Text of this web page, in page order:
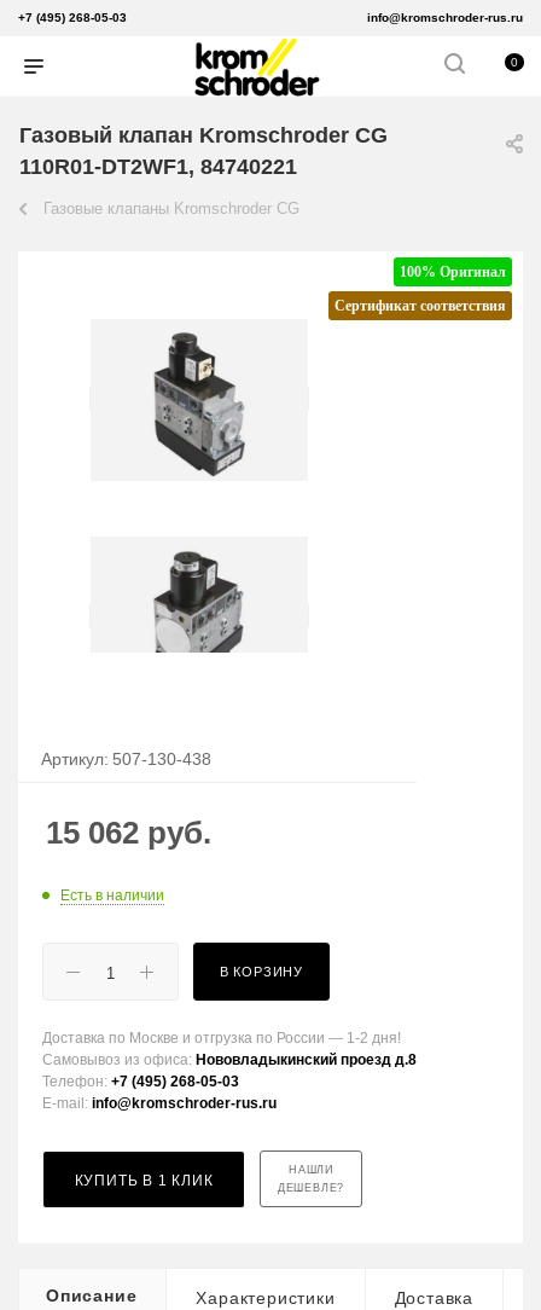
+7 (495) 268-05-03 info@kromschroder-rus.ru
0
Газовый клапан Kromschroder CG
110R01-DT2WF1, 84740221
Газовые клапаны Kromschroder CG
100% Оригинал
Сертификат соответствия
Артикул: 507-130-438
15 062 руб.
Есть в наличии
В КОРЗИНУ
Доставка по Москве и отгрузка по России — 1-2 дня!
Самовывоз из офиса: Нововладыкинский проезд д.8
Телефон: +7 (495) 268-05-03
E-mail: info@kromschroder-rus.ru
КУПИТЬ В 1 КЛИК
НАШЛИ
ДЕШЕВЛЕ?
Описание Характеристики Доставка